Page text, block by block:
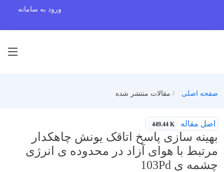
ورود به سامانه
صفحه اصلی مقالات منتشر شده
اصل مقاله 449.44 K
بهینه سازی پاسخ اتاقک یونش چاهکدار
مرتبط با هوای آزاد در محدوده ی انرژی
چشمه ی 103Pd